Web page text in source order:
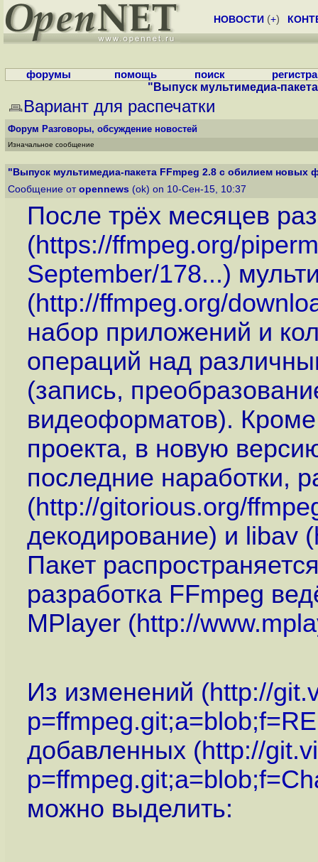
НОВОСТИ (+)
форумы помощь поиск
"Выпуск мультимедиа-
Вариант для распечатки
Форум Разговоры, обсуждение новостей
Изначальное сообщение
"Выпуск мультимедиа-пакета FFmpeg 2.8 с обилием новых
Сообщение от opennews (ok) on 10-Сен-15, 10:37
После трёх месяцев
(https://ffmpeg.org/
September/178...)
(http://ffmpeg.org/
набор приложений и
операций над
(запись,
видеоформатов).
проекта, в новую
последние наработки,
(http://gitorious.org/
декодирование) и libav (
Пакет
разработка FFmpeg
MPlayer (http://
Из изменений (http://
добавленных (http://
можно выделить: